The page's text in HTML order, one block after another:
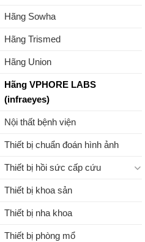
Hãng Sowha
Hãng Trismed
Hãng Union
Hãng VPHORE LABS
(infraeyes)
Nội thất bệnh viện
Thiết bị chuẩn đoán hình ảnh
Thiết bị hồi sức cấp cứu
Thiết bị khoa sản
Thiết bị nha khoa
Thiết bị phòng mổ